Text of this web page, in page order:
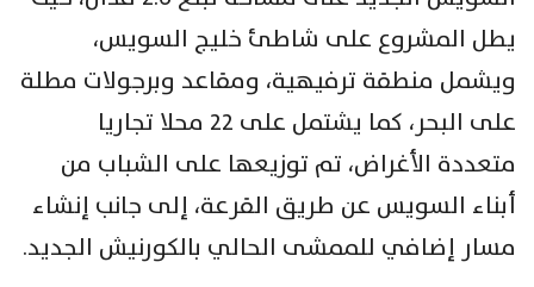
يطل المشروع على شاطئ خليج السويس،
ويشمل منطقة ترفيهية، ومقاعد وبرجولات مطلة
على البحر، كما يشتمل على 22 محلا تجاريا
متعددة الأغراض، تم توزيعها على الشباب من
أبناء السويس عن طريق القرعة، إلى جانب إنشاء
مسار إضافي للممشى الحالي بالكورنيش الجديد.